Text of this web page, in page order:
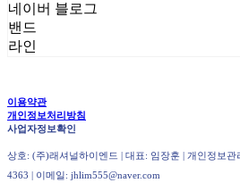
네이버 블로그
밴드
라인
이용약관
개인정보처리방침
사업자정보확인
상호: (주)래셔널하이엔드 | 대표: 임장훈 | 개인정보
4363 | 이메일: jhlim555@naver.com